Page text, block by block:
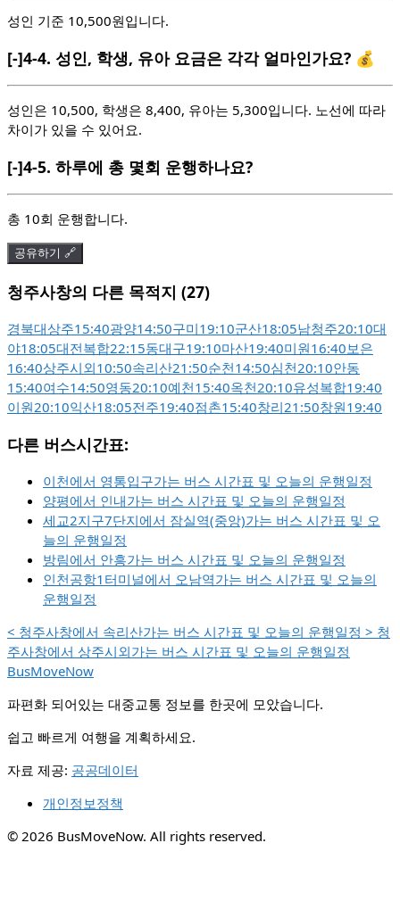
성인 기준 10,500원입니다.
[-]4-4. 성인, 학생, 유아 요금은 각각 얼마인가요? 💰
성인은 10,500, 학생은 8,400, 유아는 5,300입니다. 노선에 따라
차이가 있을 수 있어요.
[-]4-5. 하루에 총 몇회 운행하나요?
총 10회 운행합니다.
공유하기 🔗
청주사창의 다른 목적지 (27)
경북대상주15:40광양14:50구미19:10군산18:05남청주20:10대
야18:05대전복합22:15동대구19:10마산19:40미원16:40보은
16:40상주시외10:50속리산21:50순천14:50심천20:10안동
15:40여수14:50영동20:10예천15:40옥천20:10유성복합19:40
이원20:10익산18:05전주19:40점촌15:40창리21:50창원19:40
다른 버스시간표:
이천에서 영통입구가는 버스 시간표 및 오늘의 운행일정
양평에서 인내가는 버스 시간표 및 오늘의 운행일정
세교2지구7단지에서 잠실역(중앙)가는 버스 시간표 및 오
늘의 운행일정
방림에서 안흥가는 버스 시간표 및 오늘의 운행일정
인천공항1터미널에서 오남역가는 버스 시간표 및 오늘의
운행일정
< 청주사창에서 속리산가는 버스 시간표 및 오늘의 운행일정 > 청
주사창에서 상주시외가는 버스 시간표 및 오늘의 운행일정
BusMoveNow
파편화 되어있는 대중교통 정보를 한곳에 모았습니다.
쉽고 빠르게 여행을 계획하세요.
자료 제공: 공공데이터
개인정보정책
© 2026 BusMoveNow. All rights reserved.